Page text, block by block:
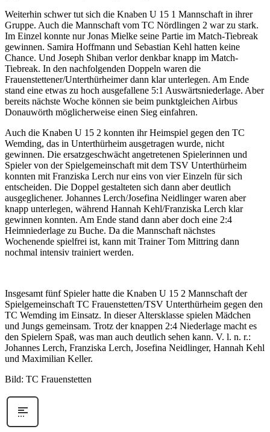
Weiterhin schwer tut sich die Knaben U 15 1 Mannschaft in ihrer
Gruppe. Auch die Mannschaft vom TC Nördlingen 2 war zu stark.
Im Einzel konnte nur Jonas Mielke seine Partie im Match-Tiebreak
gewinnen. Samira Hoffmann und Sebastian Kehl hatten keine
Chance. Und Joseph Shiban verlor denkbar knapp im Match-
Tiebreak. In den nachfolgenden Doppeln waren die
Frauenstettener/Unterthürheimer dann klar unterlegen. Am Ende
stand eine etwas zu hoch ausgefallene 5:1 Auswärtsniederlage. Aber
bereits nächste Woche können sie beim punktgleichen Airbus
Donauwörth möglicherweise einen Sieg einfahren.
Auch die Knaben U 15 2 konnten ihr Heimspiel gegen den TC
Wemding, das in Unterthürheim ausgetragen wurde, nicht
gewinnen. Die ersatzgeschwächt angetretenen Spielerinnen und
Spieler von der Spielgemeinschaft mit dem TSV Unterthürheim
konnten mit Franziska Lerch nur eins von vier Einzeln für sich
entscheiden. Die Doppel gestalteten sich dann aber deutlich
ausgeglichener. Johannes Lerch/Josefina Neidlinger waren aber
knapp unterlegen, während Hannah Kehl/Franziska Lerch klar
gewinnen konnten. Am Ende stand dann aber doch eine 2:4
Heimniederlage zu Buche. Da die Mannschaft nächstes
Wochenende spielfrei ist, kann mit Trainer Tom Mittring dann
nochmal intensiv trainiert werden.
Insgesamt fünf Spieler hatte die Knaben U 15 2 Mannschaft der
Spielgemeinschaft TC Frauenstetten/TSV Unterthürheim gegen den
TC Wemding im Einsatz. In dieser Altersklasse spielen Mädchen
und Jungs gemeinsam. Trotz der knappen 2:4 Niederlage macht es
den Spielern Spaß, was man auch deutlich sehen kann. V. l. n. r.:
Johannes Lerch, Franziska Lerch, Josefina Neidlinger, Hannah Kehl
und Maximilian Keller.
Bild: TC Frauenstetten